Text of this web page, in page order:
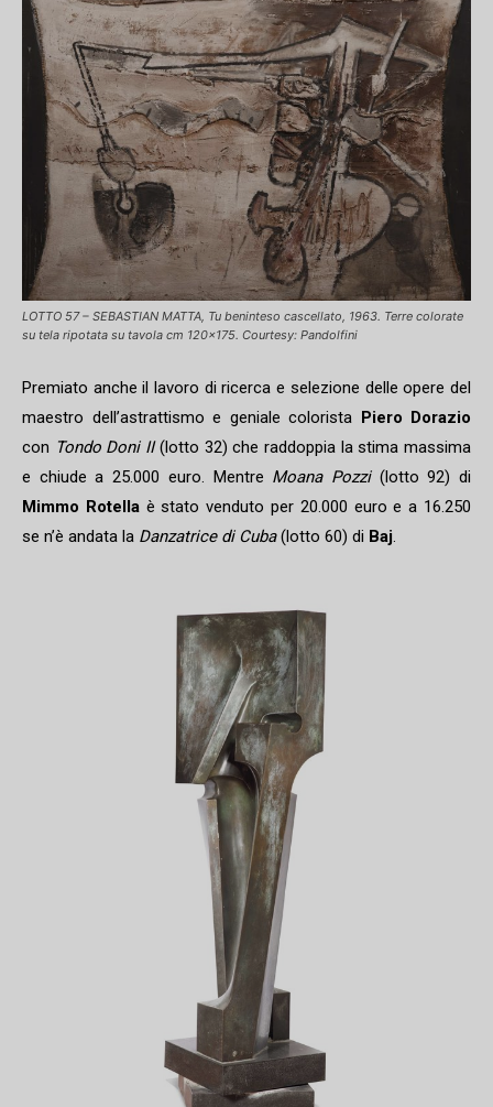
LOTTO 57 – SEBASTIAN MATTA, Tu beninteso cascellato, 1963. Terre colorate
su tela ripotata su tavola cm 120×175. Courtesy: Pandolfini
Premiato anche il lavoro di ricerca e selezione delle opere del
maestro dell’astrattismo e geniale colorista
Piero Dorazio
con Tondo Doni II(lotto 32) che raddoppia la stima massima
e chiude a 25.000 euro. Mentre Moana Pozzi(lotto 92) di
Mimmo Rotellaè stato venduto per 20.000 euro e a 16.250
se n’è andata la Danzatrice di Cuba(lotto 60) di Baj.